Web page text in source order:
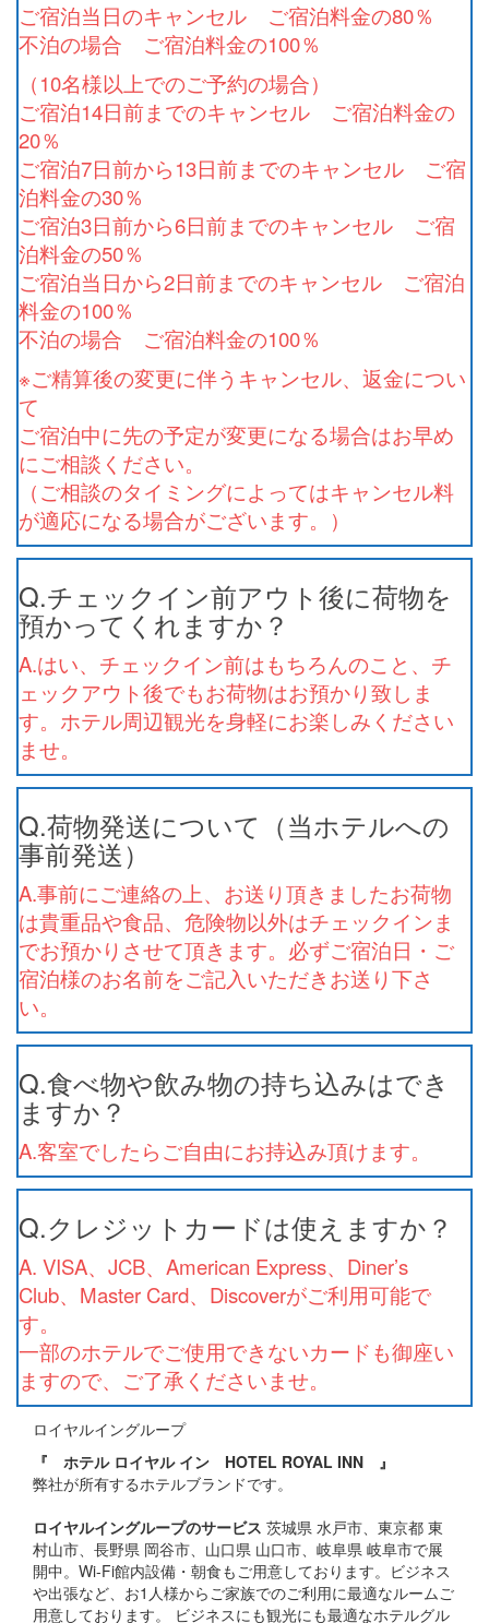
ご宿泊当日のキャンセル ご宿泊料金の80％
不泊の場合 ご宿泊料金の100％
（10名様以上でのご予約の場合）
ご宿泊14日前までのキャンセル ご宿泊料金の
20％
ご宿泊7日前から13日前までのキャンセル ご宿
泊料金の30％
ご宿泊3日前から6日前までのキャンセル ご宿
泊料金の50％
ご宿泊当日から2日前までのキャンセル ご宿泊
料金の100％
不泊の場合 ご宿泊料金の100％
※ご精算後の変更に伴うキャンセル、返金につい
て
ご宿泊中に先の予定が変更になる場合はお早め
にご相談ください。
（ご相談のタイミングによってはキャンセル料
が適応になる場合がございます。）
Q.チェックイン前アウト後に荷物を
預かってくれますか？
A.はい、チェックイン前はもちろんのこと、チ
ェックアウト後でもお荷物はお預かり致しま
す。ホテル周辺観光を身軽にお楽しみください
ませ。
Q.荷物発送について（当ホテルへの
事前発送）
A.事前にご連絡の上、お送り頂きましたお荷物
は貴重品や食品、危険物以外はチェックインま
でお預かりさせて頂きます。必ずご宿泊日・ご
宿泊様のお名前をご記入いただきお送り下さ
い。
Q.食べ物や飲み物の持ち込みはでき
ますか？
A.客室でしたらご自由にお持込み頂けます。
Q.クレジットカードは使えますか？
A. VISA、JCB、American Express、Diner’s
Club、Master Card、Discoverがご利用可能で
す。
一部のホテルでご使用できないカードも御座い
ますので、ご了承くださいませ。
ロイヤルイングループ
『 ホテル ロイヤル イン HOTEL ROYAL INN 』
弊社が所有するホテルブランドです。
ロイヤルイングループのサービス 茨城県 水戸市、東京都 東
村山市、長野県 岡谷市、山口県 山口市、岐阜県 岐阜市で展
開中。Wi-Fi館内設備・朝食もご用意しております。ビジネス
や出張など、お1人様からご家族でのご利用に最適なルームご
用意しております。 ビジネスにも観光にも最適なホテルグル